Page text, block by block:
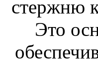
стержню
Это